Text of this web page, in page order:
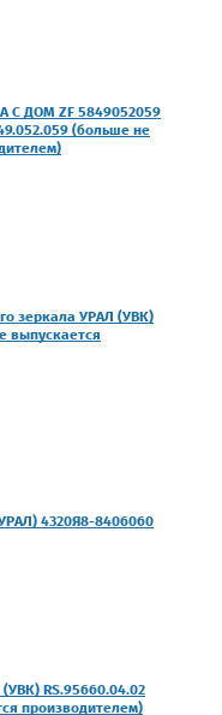
C ДОМ ZF 5849052059
(больше не
зеркала УРАЛ (УВК)
выпускается
4320Я8-8406060
RS.95660.04.02
производителем)